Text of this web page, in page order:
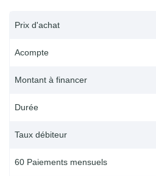
Prix d'achat
Acompte
Montant à financer
Durée
Taux débiteur
60 Paiements mensuels